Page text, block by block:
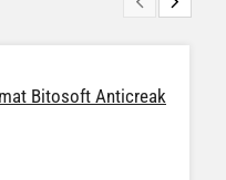
Bitosoft Anticreak